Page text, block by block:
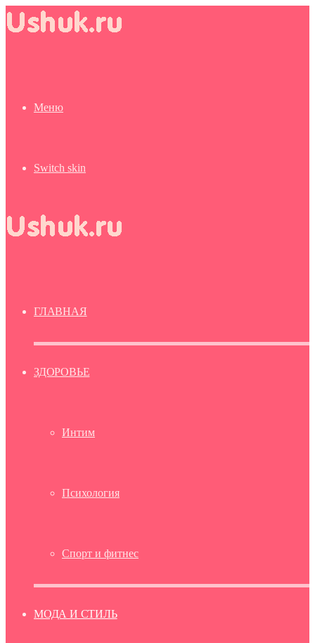
Меню
Switch skin
ГЛАВНАЯ
ЗДОРОВЬЕ
Интим
Психология
Спорт и фитнес
МОДА И СТИЛЬ